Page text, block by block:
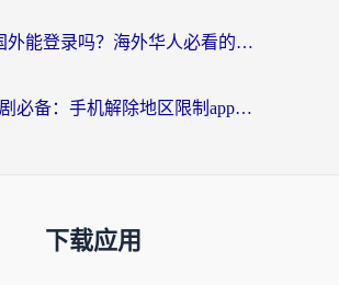
12123在国外能登录吗？海外华人必看的回国加速实用指南
海外党追剧必备：手机解除地区限制app怎么选？解决央视视频&国内剧地区限制全指南
下载应用